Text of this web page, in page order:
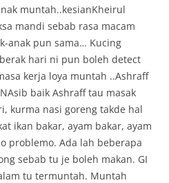
muntah..kesianKheirul
mandi sebab rasa macam
anak pun sama… Kucing
hari ni pun boleh detect
kerja loya muntah ..Ashraff
baik Ashraff tau masak
kurma nasi goreng takde hal
ikan bakar, ayam bakar, ayam
problemo. Ada lah beberapa
sebab tu je boleh makan. GI
tu termuntah. Muntah